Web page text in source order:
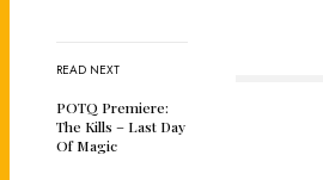
READ NEXT
POTQ Premiere:
The Kills – Last Day
Of Magic